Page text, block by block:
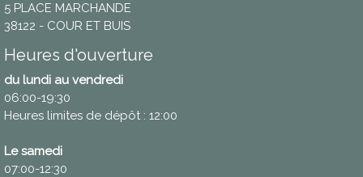
5 PLACE MARCHANDE
38122 - COUR ET BUIS
Heures d'ouverture
du lundi au vendredi
06:00-19:30
Heures limites de dépôt : 12:00
Le samedi
07:00-12:30